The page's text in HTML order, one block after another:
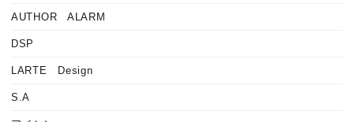
AUTHOR ALARM
DSP
LARTE Design
S.A